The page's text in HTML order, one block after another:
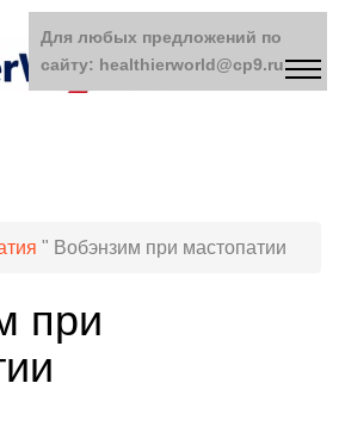
" Вобэнзим при мастопатии
при
Для любых предложений по
сайту: healthierworld@cp9.ru